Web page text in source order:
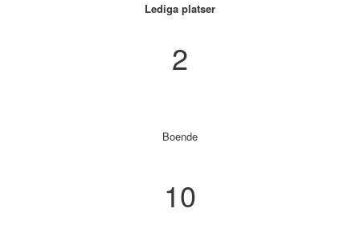
Lediga platser
2
Boende
10